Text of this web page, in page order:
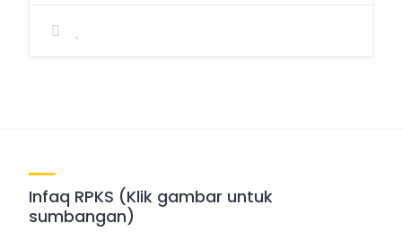
Infaq RPKS (Klik gambar untuk
sumbangan)